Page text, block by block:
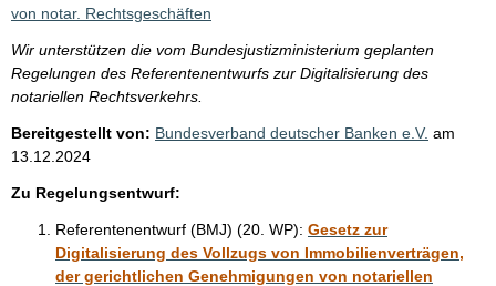
von notar. Rechtsgeschäften
Wir unterstützen die vom Bundesjustizministerium geplanten
Regelungen des Referentenentwurfs zur Digitalisierung des
notariellen Rechtsverkehrs.
Bereitgestellt von: Bundesverband deutscher Banken e.V. am
13.12.2024
Zu Regelungsentwurf:
Referentenentwurf (BMJ) (20. WP): Gesetz zur
Digitalisierung des Vollzugs von Immobilienverträgen,
der gerichtlichen Genehmigungen von notariellen